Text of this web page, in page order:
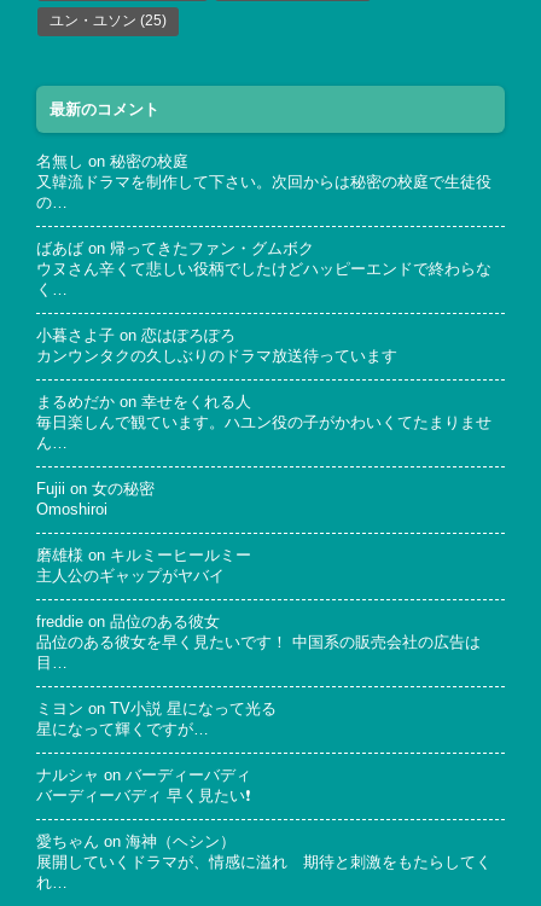
ユン・ユソン (25)
最新のコメント
名無し on 秘密の校庭
又韓流ドラマを制作して下さい。次回からは秘密の校庭で生徒役
の…
ばあば on 帰ってきたファン・グムボク
ウヌさん辛くて悲しい役柄でしたけどハッピーエンドで終わらな
く…
小暮さよ子 on 恋はぽろぽろ
カンウンタクの久しぶりのドラマ放送待っています
まるめだか on 幸せをくれる人
毎日楽しんで観ています。ハユン役の子がかわいくてたまりませ
ん…
Fujii on 女の秘密
Omoshiroi
磨雄様 on キルミーヒールミー
主人公のギャップがヤバイ
freddie on 品位のある彼女
品位のある彼女を早く見たいです！ 中国系の販売会社の広告は
目…
ミヨン on
TV小説 星になって光る
星になって輝くですが…
ナルシャ on バーディーバディ
バーディーバディ 早く見たい❗
愛ちゃん on 海神（ヘシン）
展開していくドラマが、情感に溢れ 期待と刺激をもたらしてく
れ…